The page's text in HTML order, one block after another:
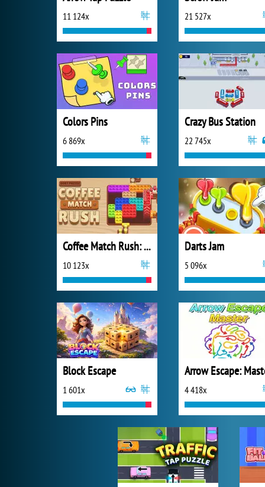
11 124x 21 527x
Colors Pins
6 869x
Crazy Bus Station
22 745x
Coffee Match Rush: Sort Puzzle
10 123x
Darts Jam
5 096x
Block Escape
1 601x
Arrow Escape:
4 418x